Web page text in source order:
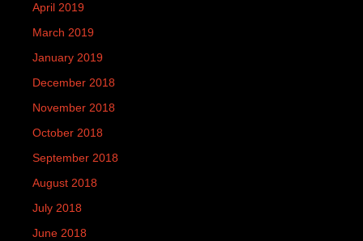
April 2019
March 2019
January 2019
December 2018
November 2018
October 2018
September 2018
August 2018
July 2018
June 2018